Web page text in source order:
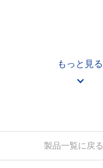
もっと見る
製品一覧に戻る